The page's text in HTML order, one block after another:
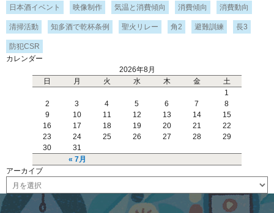
日本酒イベント 映像制作 気温と消費傾向 消費傾向 消費動向
清掃活動 知多酒で乾杯条例 聖火リレー 角2 避難訓練 長3
防犯CSR
カレンダー
2026年8月
日
月 火 水 木 金 土
« 7月
1
2
3 4 5 6 7
8
9
10 11 12 13 14
15
16
17 18 19 20 21
22
23
24 25 26 27 28
29
30
31
アーカイブ
ー